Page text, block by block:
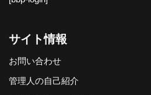
サイト情報
お問い合わせ
管理人の自己紹介